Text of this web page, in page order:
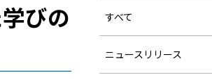
びの
すべて
ニュースリリース